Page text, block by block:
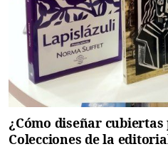
¿Cómo diseñar
Colecciones de la